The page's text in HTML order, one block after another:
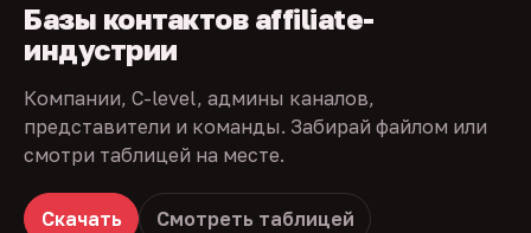
Базы контактов affiliate-
индустрии
Компании, C-level, админы каналов,
представители и команды. Забирай файлом или
смотри таблицей на месте.
Скачать Смотреть таблицей